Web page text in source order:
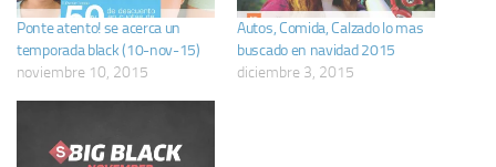
Ponte atento! se acerca un
temporada black (10-nov-15)
noviembre 10, 2015
Autos, Comida, Calzado lo mas
buscado en navidad 2015
diciembre 3, 2015